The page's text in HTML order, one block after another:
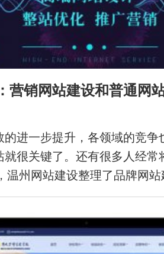
营销网站建设和普通网
的进一步提升，各领域的竞争
就很关键了。还有很多人经常
温州网站建设整理了品牌网
大家参考。